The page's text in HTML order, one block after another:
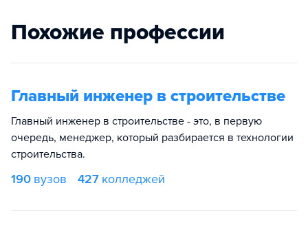
Похожие профессии
Главный инженер в строительстве
Главный инженер в строительстве - это, в первую
очередь, менеджер, который разбирается в технологии
строительства.
190 вузов 427 колледжей